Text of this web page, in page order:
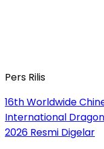
Pers Rilis
16th Worldwide
International
2026 Resmi Digelar